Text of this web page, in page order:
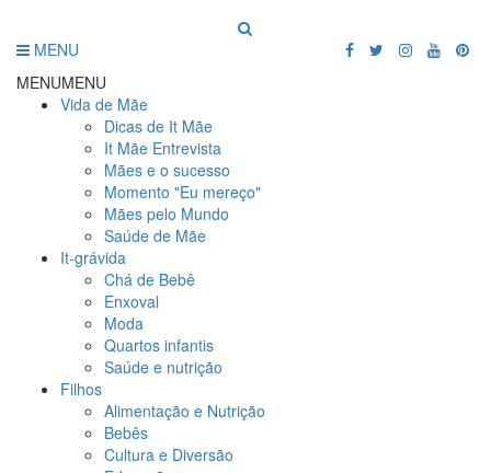
MENU
MENUMENU
Vida de Mãe
Dicas de It Mãe
It Mãe Entrevista
Mães e o sucesso
Momento "Eu mereço"
Mães pelo Mundo
Saúde de Mãe
It-grávida
Chá de Bebê
Enxoval
Moda
Quartos infantis
Saúde e nutrição
Filhos
Alimentação e Nutrição
Bebês
Cultura e Diversão